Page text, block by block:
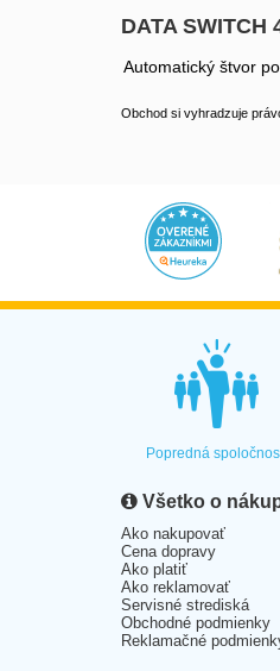
DATA SWITCH
Automatický štvor
Obchod si vyhradzuje
Popredná
Všetko o
Ako nakupovať
Cena dopravy
Ako platiť
Ako reklamovať
Servisné strediská
Obchodné podmienky
Reklamačné